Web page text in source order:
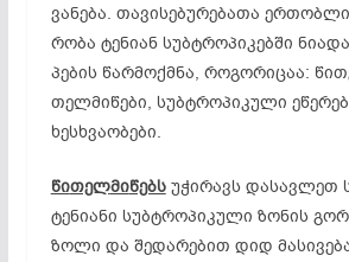
ვა­ნე­ბა. თა­ვი­სე­ბუ­რე­ბა­თა
რო­ბა ტე­ნი­ან სუბ­ტრო­პი­კებ­ში
პე­­ბის წარ­მოქ­მნა, რო­გო­რი­ცაა:
თელ­მი­წე­ბი, სუბ­ტრო­პი­კუ­ლი
ხეს­ხვა­ობ­ე­ბი.
წითელმიწებსუჭ­ირ­ავს და­სავ­ლეთ
ტე­ნი­ა­ნი სუბ­ტრო­პი­კუ­ლი ზო­ნის
ზო­ლი და შე­და­რე­ბით დიდ